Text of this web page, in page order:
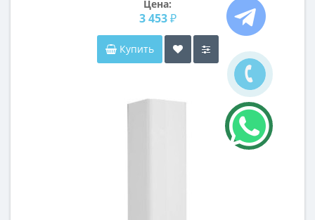
Цена:
3 453 ₽
Купить